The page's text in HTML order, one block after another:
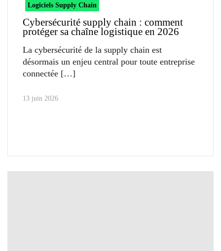
Logiciels Supply Chain
Cybersécurité supply chain : comment
protéger sa chaîne logistique en 2026
La cybersécurité de la supply chain est
désormais un enjeu central pour toute entreprise
connectée
13 juin 2026